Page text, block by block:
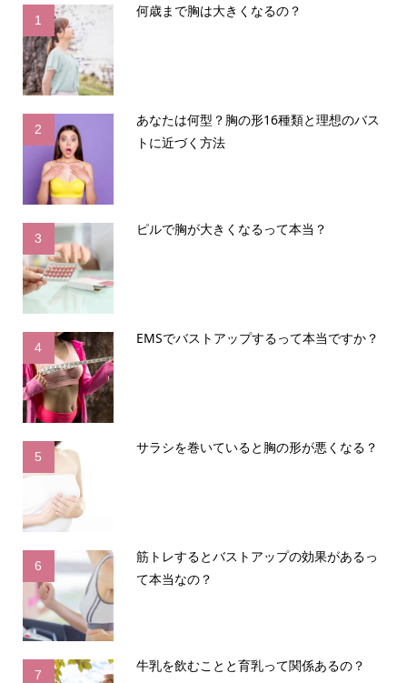
1
何歳まで胸は大きくなるの？
2
あなたは何型？胸の形16種類と理想のバス
トに近づく方法
3
ピルで胸が大きくなるって本当？
4
EMSでバストアップするって本当ですか？
5
サラシを巻いていると胸の形が悪くなる？
6
筋トレするとバストアップの効果があるっ
て本当なの？
7
牛乳を飲むことと育乳って関係あるの？